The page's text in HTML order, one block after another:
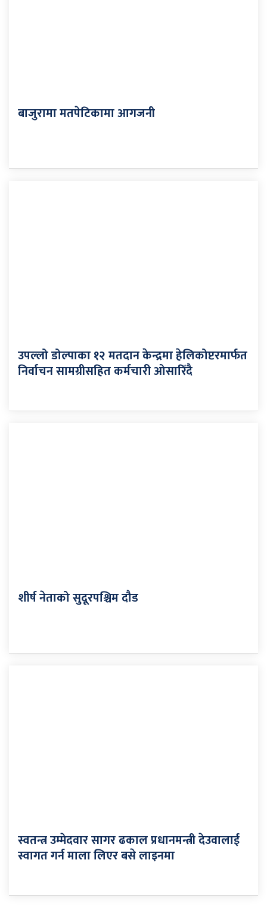
बाजुरामा मतपेटिकामा आगजनी
उपल्लो डोल्पाका १२ मतदान केन्द्रमा हेलिकोप्टरमार्फत
निर्वाचन सामग्रीसहित कर्मचारी ओसारिँदै
शीर्ष नेताको सुदूरपश्चिम दौड
स्वतन्त्र उम्मेदवार सागर ढकाल प्रधानमन्त्री देउवालाई
स्वागत गर्न माला लिएर बसे लाइनमा